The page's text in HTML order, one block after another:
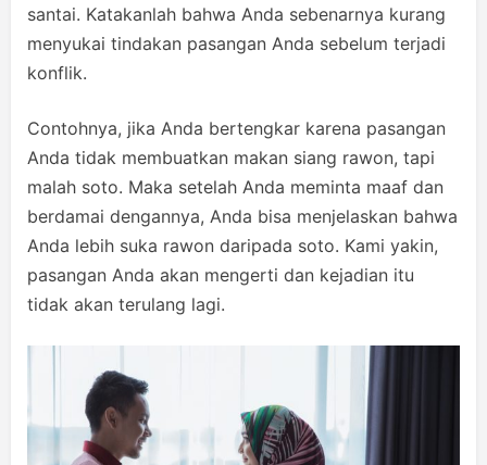
santai. Katakanlah bahwa Anda sebenarnya kurang
menyukai tindakan pasangan Anda sebelum terjadi
konflik.
Contohnya, jika Anda bertengkar karena pasangan
Anda tidak membuatkan makan siang rawon, tapi
malah soto. Maka setelah Anda meminta maaf dan
berdamai dengannya, Anda bisa menjelaskan bahwa
Anda lebih suka rawon daripada soto. Kami yakin,
pasangan Anda akan mengerti dan kejadian itu
tidak akan terulang lagi.